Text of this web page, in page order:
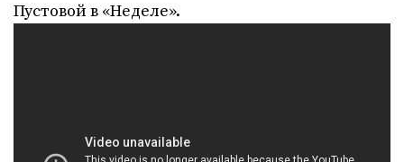
Пустовой в «Неделе».